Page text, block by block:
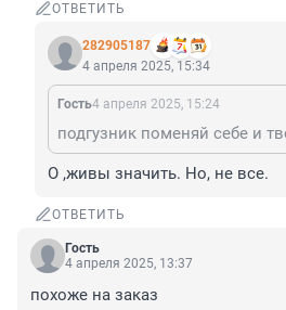
ОТВЕТИТЬ
282905187
4 апреля 2025, 15:34
Гость4 апреля 2025, 15:24
О ,живы значить. Но, не все.
ОТВЕТИТЬ
Гость
4 апреля 2025, 13:37
похоже на заказ